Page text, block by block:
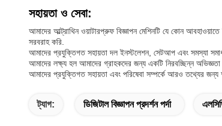
সহায়তা ও সেবা:
আমাদের আল্ট্রাথিন ওয়াটারপ্রুফ বিজ্ঞাপন মেশিনটি যে কোন
সরবরাহ করি.
আমাদের প্রযুক্তিগত সহায়তা দল ইনস্টলেশন, সেটআপ এবং সমস্যা
আমাদের লক্ষ্য হল আমাদের গ্রাহকদের জন্য একটি নিরবচ্ছিন্ন
আমাদের প্রযুক্তিগত সহায়তা এবং পরিষেবা সম্পর্কে আরও তথ্যের
ট্যাগ: ডিজিটাল বিজ্ঞাপন প্রদর্শন পর্দা